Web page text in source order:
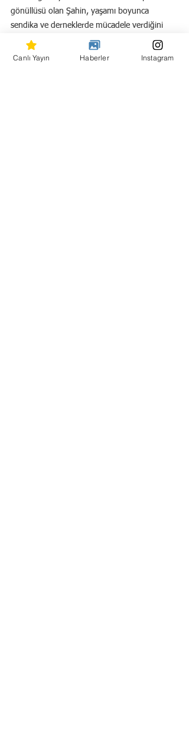
gönüllüsü olan Şahin, yaşamı boyunca
sendika ve derneklerde mücadele verdiğini
belirterek, kendini
"çevreci, Atatürkçü ve
insan hakları için mücadele eden biri"
olarak
Canlı Yayın Haberler Instagram